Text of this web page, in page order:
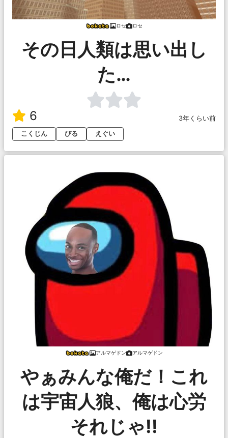
ロセ ロセ
その日人類は思い出し
た…
6
3年くらい前
こくじん
びる えぐい
アルマゲドン アルマゲドン
やぁみんな俺だ！これ
は宇宙人狼、俺は心労
それじゃ!!